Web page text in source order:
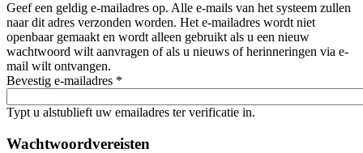
Geef een geldig e-mailadres op. Alle e-mails van het systeem zullen
naar dit adres verzonden worden. Het e-mailadres wordt niet
openbaar gemaakt en wordt alleen gebruikt als u een nieuw
wachtwoord wilt aanvragen of als u nieuws of herinneringen via e-
mail wilt ontvangen.
Bevestig e-mailadres *
Typt u alstublieft uw emailadres ter verificatie in.
Wachtwoordvereisten